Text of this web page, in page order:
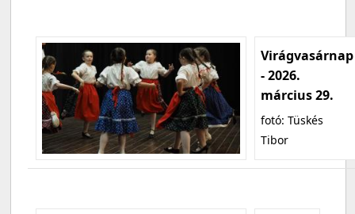
Virágvasárnap
- 2026.
március 29.
fotó: Tüskés
Tibor